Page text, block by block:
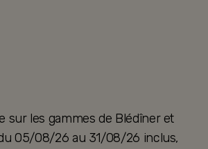
sur les gammes de Blédîner et
05/08/26 au 31/08/26 inclus,